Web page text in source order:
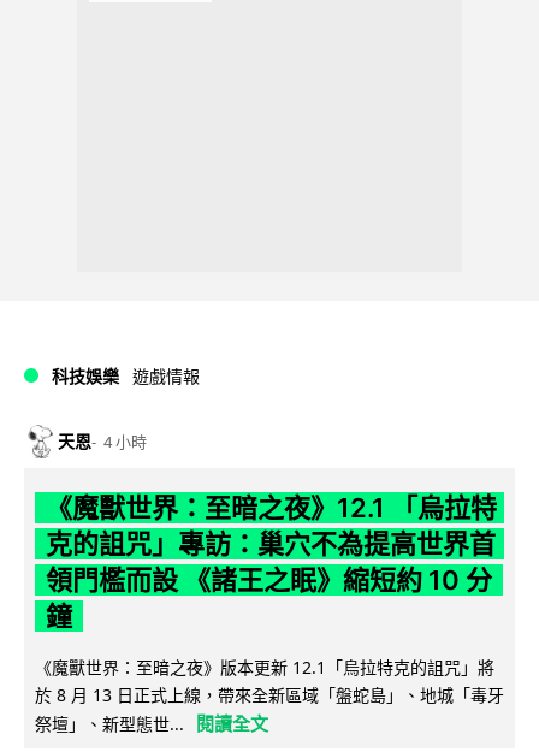
科技娛樂 遊戲情報
天恩 4 小時
《魔獸世界：至暗之夜》12.1 「烏拉特
克的詛咒」專訪：巢穴不為提高世界首
領門檻而設 《諸王之眠》縮短約 10 分
鐘
《魔獸世界：至暗之夜》版本更新 12.1「烏拉特克的詛咒」將
於 8 月 13 日正式上線，帶來全新區域「盤蛇島」、地城「毒牙
祭壇」、新型態世...
閱讀全文